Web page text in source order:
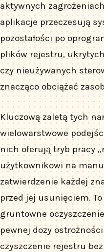
aktywnych
aplikacje przeczesują
pozostałości po
plików rejestru,
czy nieużywanych
znacząco obciążać
Kluczową zaletą tych
wielowarstwowe
nich oferują tryb pracy
użytkownikowi na
zatwierdzenie każdej
przed jej usunięciem.
gruntowne
pewnej dozy
czyszczenie rejestru